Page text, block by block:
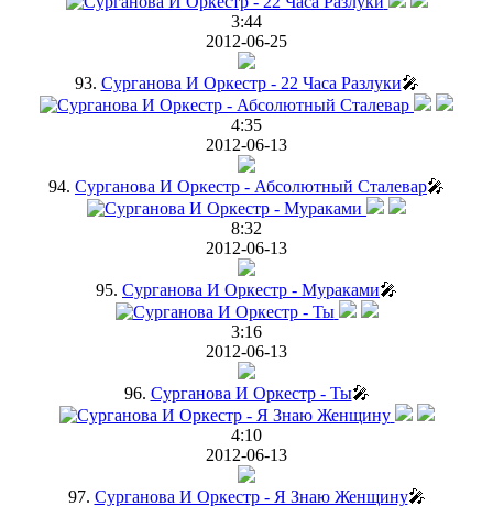
3:44
2012-06-25
93. Сурганова И Оркестр - 22 Часа Разлуки🎤
4:35
2012-06-13
94. Сурганова И Оркестр - Абсолютный Сталевар🎤
8:32
2012-06-13
95. Сурганова И Оркестр - Мураками🎤
3:16
2012-06-13
96. Сурганова И Оркестр - Ты🎤
4:10
2012-06-13
97. Сурганова И Оркестр - Я Знаю Женщину🎤